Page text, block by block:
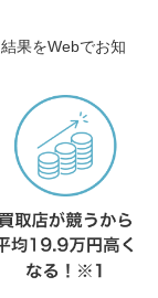
果をWebでお知